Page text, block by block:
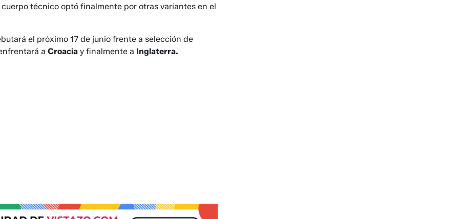
técnico optó finalmente por otras variantes en el
el próximo 17 de junio frente a selección de
a Croacia y finalmente a Inglaterra.